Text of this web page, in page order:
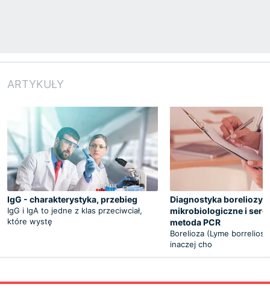
ARTYKUŁY
IgG - charakterystyka, przebieg
IgG i IgA to jedne z klas przeciwciał,
które wystę
Diagnostyka boreliozy
mikrobiologiczne i
metoda PCR
Borelioza (Lyme
inaczej cho